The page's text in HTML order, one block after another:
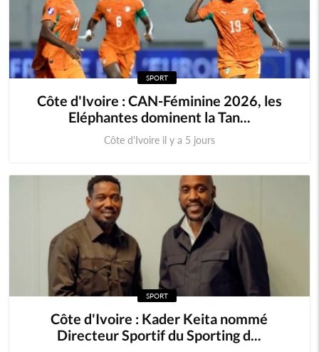
SPORT
Côte d'Ivoire : CAN-Féminine 2026, les
Eléphantes dominent la Tan...
Côte d'Ivoire il y a 5 jours
SPORT
Côte d'Ivoire : Kader Keita nommé
Directeur Sportif du Sporting d...